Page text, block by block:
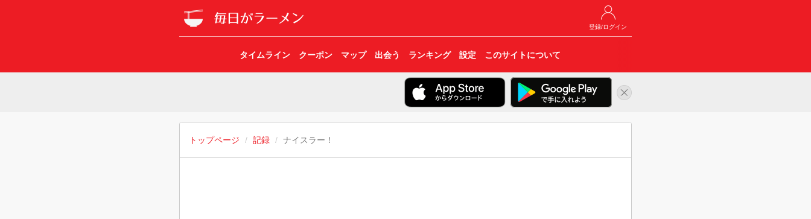
登録/ログイン
タイムライン クーポン マップ 出会う ランキング 設定 このサイトについて
トップページ 記録 ナイスラー！